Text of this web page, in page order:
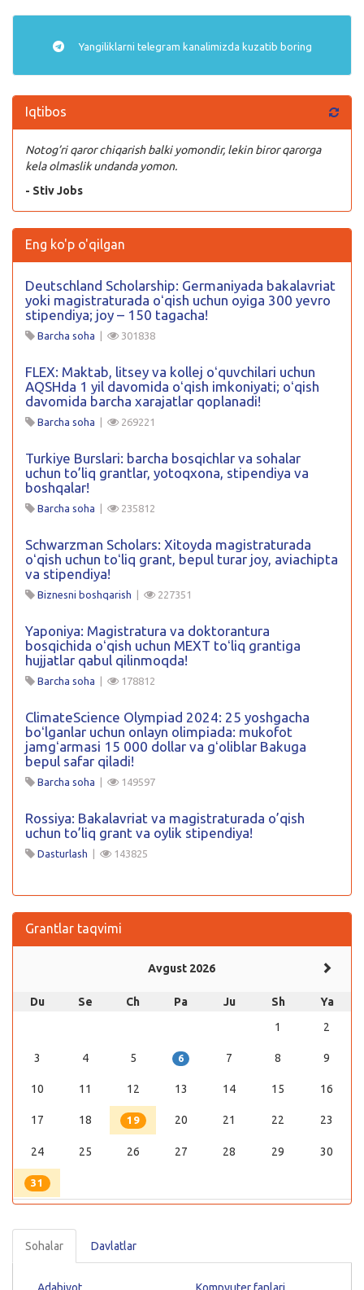
Yangiliklarni telegram kanalimizda kuzatib boring
Iqtibos
Notog’ri qaror chiqarish balki yomondir, lekin biror qarorga
kela olmaslik undanda yomon.
- Stiv Jobs
Eng ko'p o'qilgan
Deutschland Scholarship: Germaniyada bakalavriat
yoki magistraturada oʻqish uchun oyiga 300 yevro
stipendiya; joy – 150 tagacha!
Barcha soha | 301838
FLEX: Maktab, litsey va kollej oʻquvchilari uchun
AQSHda 1 yil davomida oʻqish imkoniyati; oʻqish
davomida barcha xarajatlar qoplanadi!
Barcha soha | 269221
Turkiye Burslari: barcha bosqichlar va sohalar
uchun to’liq grantlar, yotoqxona, stipendiya va
boshqalar!
Barcha soha | 235812
Schwarzman Scholars: Xitoyda magistraturada
oʻqish uchun toʻliq grant, bepul turar joy, aviachipta
va stipendiya!
Biznesni boshqarish | 227351
Yaponiya: Magistratura va doktorantura
bosqichida oʻqish uchun MEXT toʻliq grantiga
hujjatlar qabul qilinmoqda!
Barcha soha | 178812
ClimateScience Olympiad 2024: 25 yoshgacha
boʻlganlar uchun onlayn olimpiada: mukofot
jamgʻarmasi 15 000 dollar va gʻoliblar Bakuga
bepul safar qiladi!
Barcha soha | 149597
Rossiya: Bakalavriat va magistraturada o’qish
uchun to’liq grant va oylik stipendiya!
Dasturlash | 143825
Grantlar taqvimi
Avgust 2026
Du Se Ch Pa Ju Sh
Ya
1
2
3 4 5 6 7 8 9
10 11 12 13 14 15 16
17 18 19 20 21 22 23
24 25 26 27 28 29 30
31
Sohalar Davlatlar